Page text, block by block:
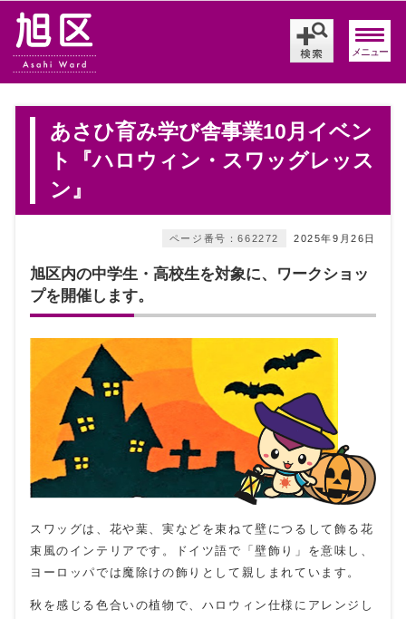
メニュー
あさひ育み学び舎事業10月イベン
ト『ハロウィン・スワッグレッス
ン』
2025年9月26日
ページ番号：662272
旭区内の中学生・高校生を対象に、ワークショッ
プを開催します。
スワッグは、花や葉、実などを束ねて壁につるして飾る花
束風のインテリアです。ドイツ語で「壁飾り」を意味し、
ヨーロッパでは魔除けの飾りとして親しまれています。
秋を感じる色合いの植物で、ハロウィン仕様にアレンジし